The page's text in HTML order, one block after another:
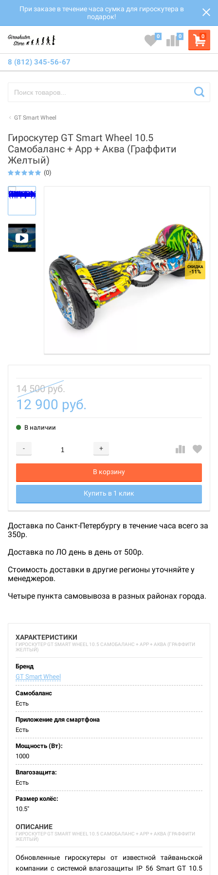
При заказе в течение часа сумка для гироскутера в
подарок!
0
0 0
8 (812) 345-56-67
GT Smart Wheel
Гироскутер GT Smart Wheel 10.5
Самобаланс + App + Аква (Граффити
Желтый)
(0)
СКИДКА
-11%
14 500 руб.
12 900 руб.
В наличии
- +
Добавляется...
В корзину
Добавлен
Купить в 1 клик
Доставка по Санкт-Петербургу в течение часа всего за
350р.
Доставка по ЛО день в день от 500р.
Стоимость доставки в другие регионы уточняйте у
менеджеров.
Четыре пункта самовывоза в разных районах города.
ХАРАКТЕРИСТИКИ
ГИРОСКУТЕР GT SMART WHEEL 10.5 САМОБАЛАНС + APP + АКВА (ГРАФФИТИ
ЖЕЛТЫЙ)
Бренд
GT Smart Wheel
Самобаланс
Есть
Приложение для смартфона
Есть
Мощность (Вт):
1000
Влагозащита:
Есть
Размер колёс:
10.5"
ОПИСАНИЕ
ГИРОСКУТЕР GT SMART WHEEL 10.5 САМОБАЛАНС + APP + АКВА (ГРАФФИТИ
ЖЕЛТЫЙ)
Обновленные гироскутеры от известной тайваньской
компании с системой влагозащиты IP 56 Smart GT 10.5